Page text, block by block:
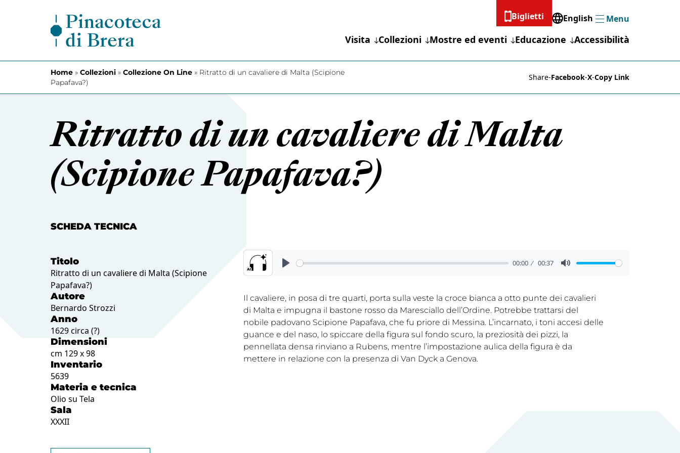
Biglietti
English
MenuMenu
Visita Collezioni Mostre ed eventi Educazione Accessibilità
Home » Collezioni » Collezione On Line » Ritratto di un cavaliere di Malta (Scipione
Papafava?)
Share-Facebook-X-Copy Link
Ritratto di un cavaliere di Malta
(Scipione Papafava?)
SCHEDA TECNICA
Titolo
Ritratto di un cavaliere di Malta (Scipione
Papafava?)
Autore
Bernardo Strozzi
Anno
1629 circa (?)
Dimensioni
cm 129 x 98
Inventario
5639
Materia e tecnica
Olio su Tela
Sala
XXXII
00:00 00:37
Il cavaliere, in posa di tre quarti, porta sulla veste la croce bianca a otto punte dei cavalieri
di Malta e impugna il bastone rosso da Maresciallo dell’Ordine. Potrebbe trattarsi del
nobile padovano Scipione Papafava, che fu priore di Messina. L’incarnato, i toni accesi delle
guance e del naso, lo spiccare della figura sul fondo scuro, la preziosità dei pizzi, la
pennellata densa rinviano a Rubens, mentre l’impostazione aulica della figura è da
mettere in relazione con la presenza di Van Dyck a Genova.